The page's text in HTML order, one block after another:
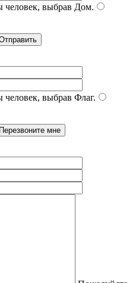
человек, выбрав Дом.
человек, выбрав Флаг.